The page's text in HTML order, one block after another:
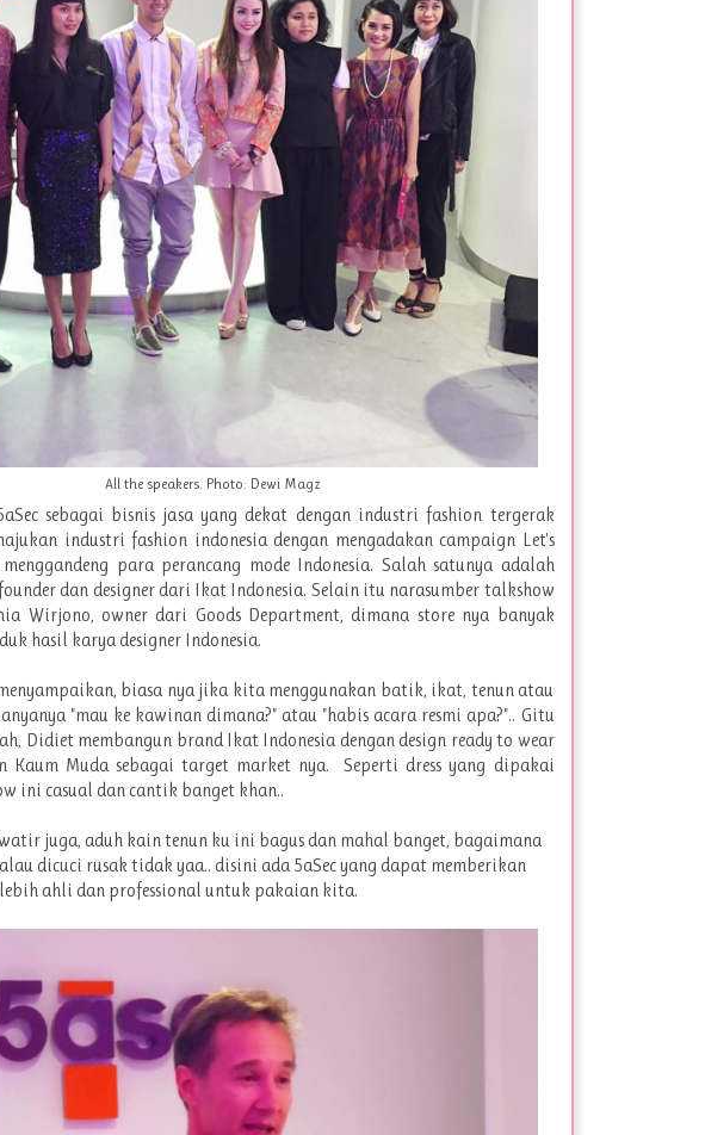
All the speakers. Photo: Dewi Magz
sebagai bisnis jasa yang dekat dengan industri fashion tergerak
industri fashion indonesia dengan mengadakan campaign Let's
para perancang mode Indonesia. Salah satunya adalah
dan designer dari Ikat Indonesia. Selain itu narasumber talkshow
Wirjono, owner dari Goods Department, dimana store nya banyak
hasil karya designer Indonesia.
biasa nya jika kita menggunakan batik, ikat, tenun atau
"mau ke kawinan dimana?" atau "habis acara resmi apa?".. Gitu
Didiet membangun brand Ikat Indonesia dengan design ready to wear
Kaum Muda sebagai target market nya. Seperti dress yang dipakai
ini casual dan cantik banget khan..
juga, aduh kain tenun ku ini bagus dan mahal banget, bagaimana
dicuci rusak tidak yaa.. disini ada 5aSec yang dapat memberikan
ahli dan professional untuk pakaian kita.